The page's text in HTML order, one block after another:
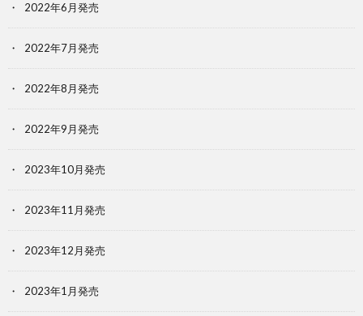
2022年6月発売
2022年7月発売
2022年8月発売
2022年9月発売
2023年10月発売
2023年11月発売
2023年12月発売
2023年1月発売